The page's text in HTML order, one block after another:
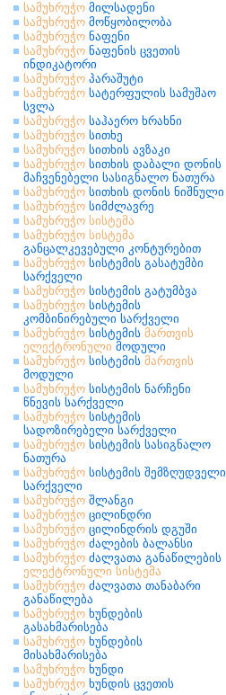
სამუხრუჭო მილსადენი
სამუხრუჭო მოწყობილობა
სამუხრუჭო ნაფენი
სამუხრუჭო ნაფენის ცვეთის
ინდიკატორი
სამუხრუჭო პარაშუტი
სამუხრუჭო სატერფულის სამუშაო
სვლა
სამუხრუჭო საჰაერო ხრახნი
სამუხრუჭო სითხე
სამუხრუჭო სითხის ავზაკი
სამუხრუჭო სითხის დაბალი დონის
მაჩვენებელი სასიგნალო ნათურა
სამუხრუჭო სითხის დონის ნიშნული
სამუხრუჭო სიმძლავრე
სამუხრუჭო სისტემა
სამუხრუჭო სისტემა
განცალკევებული კონტურებით
სამუხრუჭო სისტემის გასატუმბი
სარქველი
სამუხრუჭო სისტემის გატუმბვა
სამუხრუჭო სისტემის
კომბინირებული სარქველი
სამუხრუჭო სისტემის მართვის
ელექტრონული მოდული
სამუხრუჭო სისტემის მართვის
მოდული
სამუხრუჭო სისტემის ნარჩენი
წნევის სარქველი
სამუხრუჭო სისტემის
სადოზირებელი სარქველი
სამუხრუჭო სისტემის სასიგნალო
ნათურა
სამუხრუჭო სისტემის შემზღუდველი
სარქველი
სამუხრუჭო შლანგი
სამუხრუჭო ცილინდრი
სამუხრუჭო ცილინდრის დგუში
სამუხრუჭო ძალების ბალანსი
სამუხრუჭო ძალვათა განაწილების
ელექტრონული სისტემა
სამუხრუჭო ძალვათა თანაბარი
განაწილება
სამუხრუჭო ხუნდების
გასახმარისება
სამუხრუჭო ხუნდების
მისახმარისება
სამუხრუჭო ხუნდი
სამუხრუჭო ხუნდის ცვეთის